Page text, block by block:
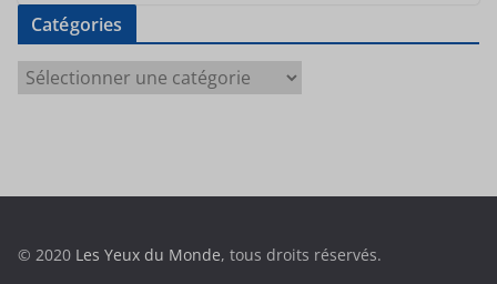
Catégories
a
© 2020 Les Yeux du Monde, tous droits réservés.